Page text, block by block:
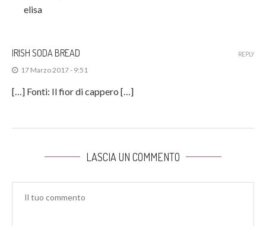
elisa
IRISH SODA BREAD
17 Marzo 2017 - 9:51
[…] Fonti: Il fior di cappero […]
REPLY
LASCIA UN COMMENTO